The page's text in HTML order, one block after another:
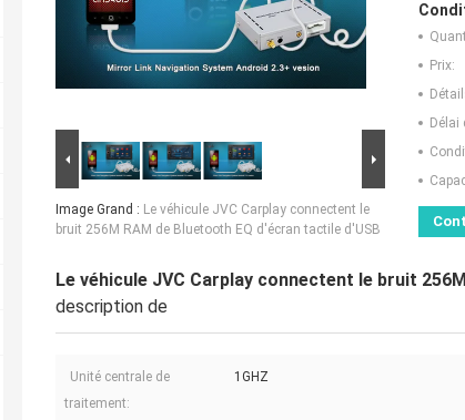
Image Grand : Le véhicule JVC Carplay connectent le
bruit 256M RAM de Bluetooth EQ d'écran tactile d'USB
Prix:
Délai
Le véhicule JVC Carplay connectent le bruit
description de
Unité centrale de
traitement:
1GHZ